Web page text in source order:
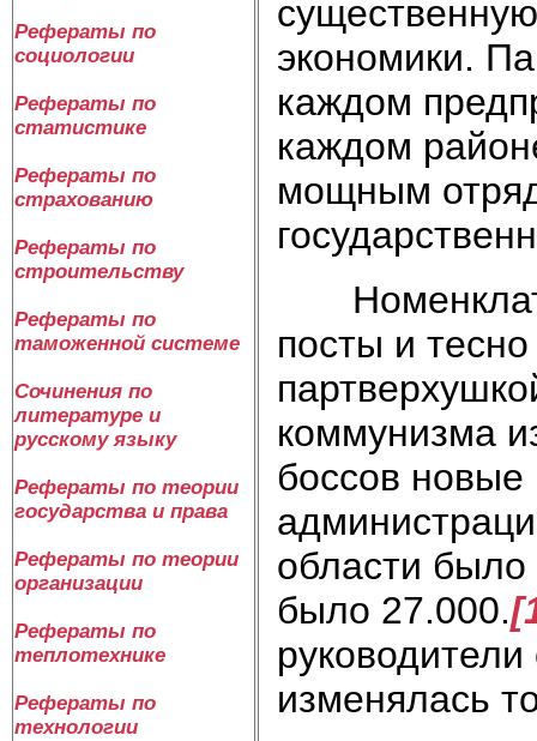
Рефераты по
социологии
Рефераты по
статистике
Рефераты по
страхованию
Рефераты по
строительству
Рефераты по
таможенной системе
Сочинения по
литературе и
русскому языку
Рефераты по теории
государства и права
Рефераты по теории
организации
Рефераты по
теплотехнике
Рефераты по
технологии
экономики.
каждом
каждом
мощным
посты и
коммунизма
боссов новые
области было
было 27.000.
изменялась